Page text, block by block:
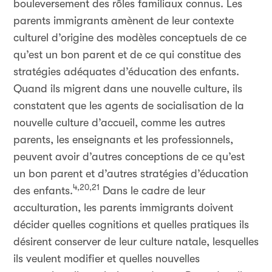
bouleversement des rôles familiaux connus. Les
parents immigrants amènent de leur contexte
culturel d’origine des modèles conceptuels de ce
qu’est un bon parent et de ce qui constitue des
stratégies adéquates d’éducation des enfants.
Quand ils migrent dans une nouvelle culture, ils
constatent que les agents de socialisation de la
nouvelle culture d’accueil, comme les autres
parents, les enseignants et les professionnels,
peuvent avoir d’autres conceptions de ce qu’est
un bon parent et d’autres stratégies d’éducation
des enfants.4,20,21
Dans le cadre de leur
acculturation, les parents immigrants doivent
décider quelles cognitions et quelles pratiques ils
désirent conserver de leur culture natale, lesquelles
ils veulent modifier et quelles nouvelles